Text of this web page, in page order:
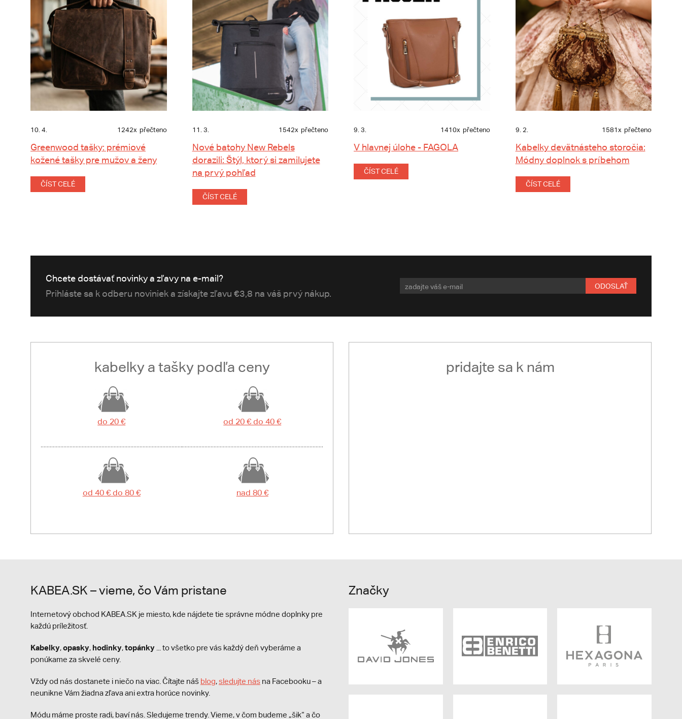
10. 4. 1242x přečteno
Greenwood tašky: prémiové
kožené tašky pre mužov a ženy
ČÍST CELÉ
11. 3. 1542x přečteno
Nové batohy New Rebels
dorazili: Štýl, ktorý si zamilujete
na prvý pohľad
ČÍST CELÉ
9. 3. 1410x přečteno
V hlavnej úlohe - FAGOLA
ČÍST CELÉ
9. 2. 1581x přečteno
Kabelky devätnásteho storočia:
Módny doplnok s príbehom
ČÍST CELÉ
Chcete dostávať novinky a zľavy na e-mail?
Prihláste sa k odberu noviniek a získajte zľavu €3,8 na váš prvý nákup.
ODOSLAŤ
kabelky a tašky podľa ceny
do 20 € od 20 € do 40 €
od 40 € do 80 € nad 80 €
pridajte sa k nám
KABEA.SK – vieme, čo Vám pristane
Internetový obchod KABEA.SK je miesto, kde nájdete tie správne módne doplnky pre
každú príležitosť.
Kabelky,opasky, hodinky,topánky ... to všetko pre vás každý deň vyberáme a
ponúkame za skvelé ceny.
Vždy od nás dostanete i niečo na viac. Čítajte náš blog,sledujte nás na Facebooku – a
neunikne Vám žiadna zľava ani extra horúce novinky.
Módu máme proste radi, baví nás. Sledujeme trendy. Vieme, v čom budeme „šik“ a čo
Značky